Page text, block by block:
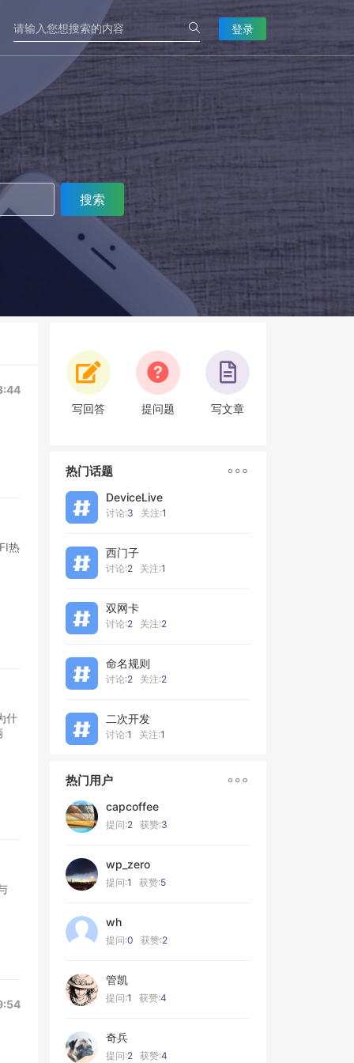
登录
搜索
热
什
写回答 提问题 写文章
热门话题 
DeviceLive
讨论:3 关注:1
西门子
讨论:2 关注:1
双网卡
讨论:2 关注:2
命名规则
讨论:2 关注:2
二次开发
讨论:1 关注:1
热门用户 
capcoffee
提问:2 获赞:3
wp_zero
提问:1 获赞:5
wh
提问:0 获赞:2
管凯
提问:1 获赞:4
奇兵
提问:2 获赞:4